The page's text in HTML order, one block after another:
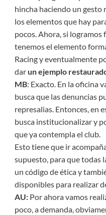
hincha haciendo un gesto
los elementos que hay
pocos. Ahora, si logramos
tenemos el elemento
Racing y eventualmente
dar un ejemplo
MB: Exacto. En la oficina
busca que las denuncias
represalias. Entonces, en
busca institucionalizar y
que ya contempla el club.
Esto tiene que ir
supuesto, para que todas
un código de ética y
disponibles para realizar
AU:Por ahora vamos
poco, a demanda,